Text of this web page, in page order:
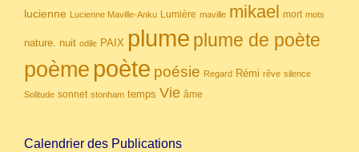
lucienne Lucienne Maville-Anku Lumière maville mikael mort mots
nature. nuit odile PAIX plume plume de poète
poème poète poésie Regard Rémi rêve silence
Solitude sonnet stonham temps Vie âme
Calendrier des Publications